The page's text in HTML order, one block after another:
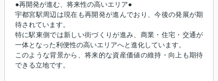
●再開発が進む、将来性の高いエリア●
宇都宮駅周辺は現在も再開発が進んでおり、今後の発展が期
待されています。
特に駅東側では新しい街づくりが進み、商業・住宅・交通が
一体となった利便性の高いエリアへと進化しています。
このような背景から、将来的な資産価値の維持・向上も期待
できる立地です。